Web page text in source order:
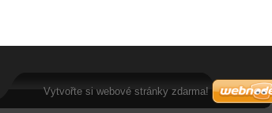
Vytvořte si webové stránky zdarma!